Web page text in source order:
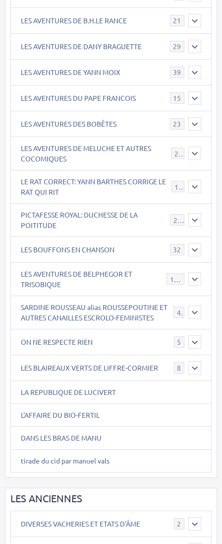
LES AVENTURES DE B.H.LE RANCE 21
LES AVENTURES DE DANY BRAGUETTE 29
LES AVENTURES DE YANN MOIX 39
LES AVENTURES DU PAPE FRANCOIS 15
LES AVENTURES DES BOBÊTES 23
LES AVENTURES DE MELUCHE ET AUTRES
COCOMIQUES
22
LE RAT CORRECT: YANN BARTHES CORRIGE LE
RAT QUI RIT
15
PICTAFESSE ROYAL: DUCHESSE DE LA
POITITUDE
23
LES BOUFFONS EN CHANSON 32
LES AVENTURES DE BELPHEGOR ET
TRISOBIQUE
147
SARDINE ROUSSEAU alias ROUSSEPOUTINE ET
AUTRES CANAILLES ESCROLO-FEMINISTES
40
ON NE RESPECTE RIEN 5
LES BLAIREAUX VERTS DE LIFFRE-CORMIER 8
LA REPUBLIQUE DE LUCIVERT
L'AFFAIRE DU BIO-FERTIL
DANS LES BRAS DE MANU
tirade du cid par manuel vals
LES ANCIENNES
DIVERSES VACHERIES ET ETATS D'ÂME 2